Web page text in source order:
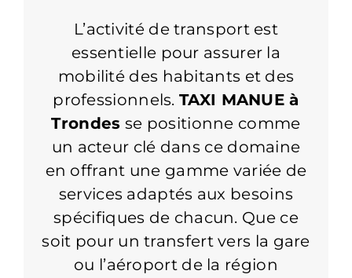
L’activité de transport est
essentielle pour assurer la
mobilité des habitants et des
professionnels.TAXI MANUE à
Trondes se positionne comme
un acteur clé dans ce domaine
en offrant une gamme variée de
services adaptés aux besoins
spécifiques de chacun. Que ce
soit pour un transfert vers la gare
ou l’aéroport de la région